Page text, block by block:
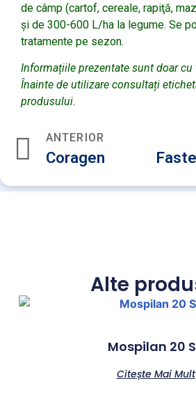
de câmp (cartof, cereale, rapiţă,
şi de 300-600 L/ha la legume. Se
tratamente pe sezon.
Informațiile prezentate sunt doar
Înainte de utilizare consultați
produsului.
ANTERIOR
Coragen
Alte
Mospilan 20
Citește Mai Mult